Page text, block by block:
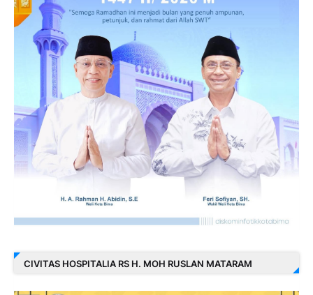
CIVITAS HOSPITALIA RS H. MOH RUSLAN MATARAM